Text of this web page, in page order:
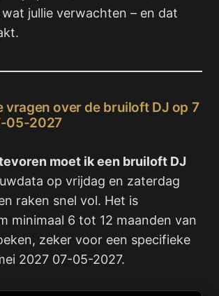
jullie verwachten – en dat
vragen over de bruiloft DJ op 7
05-2027
moet ik een bruiloft DJ
op vrijdag en zaterdag
raken snel vol. Het is
minimaal 6 tot 12 maanden van
zeker voor een specifieke
2027 07-05-2027.